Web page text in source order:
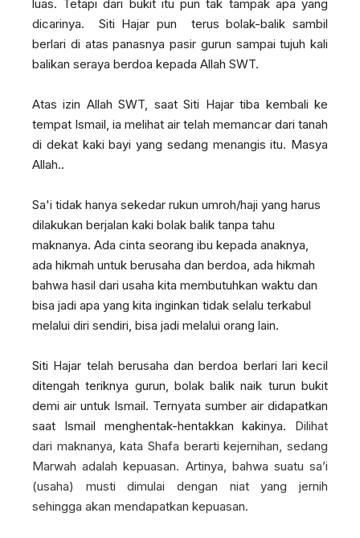
luas. Tetapi dari bukit itu pun tak tampak apa yang
dicarinya. Siti Hajar pun terus bolak-balik sambil
berlari di atas panasnya pasir gurun sampai tujuh kali
balikan seraya berdoa kepada Allah SWT.
Atas izin Allah SWT, saat Siti Hajar tiba kembali ke
tempat Ismail, ia melihat air telah memancar dari tanah
di dekat kaki bayi yang sedang menangis itu. Masya
Allah..
Sa'i tidak hanya sekedar rukun umroh/haji yang harus
dilakukan berjalan kaki bolak balik tanpa tahu
maknanya. Ada cinta seorang ibu kepada anaknya,
ada hikmah untuk berusaha dan berdoa, ada hikmah
bahwa hasil dari usaha kita membutuhkan waktu dan
bisa jadi apa yang kita inginkan tidak selalu terkabul
melalui diri sendiri, bisa jadi melalui orang lain.
Siti Hajar telah berusaha dan berdoa berlari lari kecil
ditengah teriknya gurun, bolak balik naik turun bukit
demi air untuk Ismail. Ternyata sumber air didapatkan
saat Ismail menghentak-hentakkan kakinya. Dilihat
dari maknanya, kata Shafa berarti kejernihan, sedang
Marwah adalah kepuasan. Artinya, bahwa suatu sa’i
(usaha) musti dimulai dengan niat yang jernih
sehingga akan mendapatkan kepuasan.